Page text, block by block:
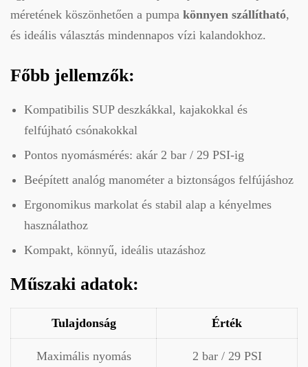
méretének köszönhetően a pumpa könnyen szállítható,
és ideális választás mindennapos vízi kalandokhoz.
Főbb jellemzők:
Kompatibilis SUP deszkákkal, kajakokkal és
felfújható csónakokkal
Pontos nyomásmérés: akár 2 bar / 29 PSI-ig
Beépített analóg manométer a biztonságos felfújáshoz
Ergonomikus markolat és stabil alap a kényelmes
használathoz
Kompakt, könnyű, ideális utazáshoz
Műszaki adatok:
Tulajdonság Érték
Maximális nyomás 2 bar / 29 PSI